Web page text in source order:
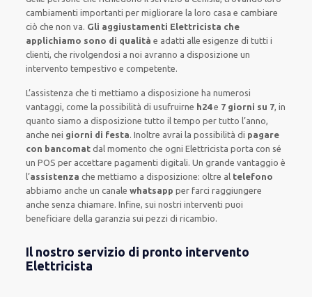
cambiamenti importanti per migliorare la loro casa e cambiare
ciò che non va. Gli aggiustamenti Elettricista che
applichiamo sono di qualità e adatti alle esigenze di tutti i
clienti, che rivolgendosi a noi avranno a disposizione un
interventotempestivo e competente.
L’assistenza che timettiamo a disposizione ha numerosi
vantaggi, come la possibilità di usufruirne h24e 7 giorni su 7, in
quanto siamo a disposizionetutto il tempo per tutto l’anno,
anche nei giorni di festa.Inoltre avrai la possibilità di pagare
con bancomat dal momento che ogni Elettricistaporta con sé
un POSper accettare pagamentidigitali.Un grande vantaggio è
l’assistenza che mettiamo a disposizione: oltre al telefono
abbiamo anche uncanale whatsappper farci raggiungere
anche senza chiamare.Infine, sui nostri interventi puoi
beneficiare dellagaranzia sui pezzi di ricambio.
Il nostro servizio di pronto intervento
Elettricista